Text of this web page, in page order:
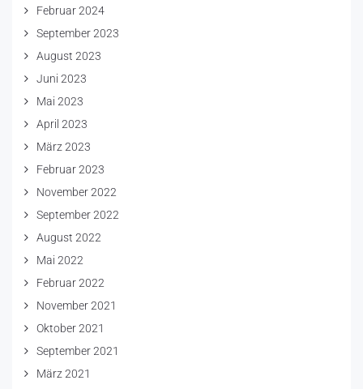
Februar 2024
September 2023
August 2023
Juni 2023
Mai 2023
April 2023
März 2023
Februar 2023
November 2022
September 2022
August 2022
Mai 2022
Februar 2022
November 2021
Oktober 2021
September 2021
März 2021